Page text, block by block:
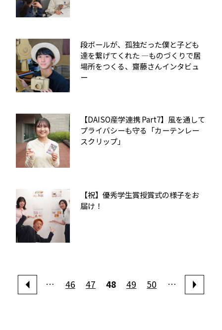
段ボールが、孤独だった僕と子ども
達を繋げてくれた ―ものづくりで居
場所をつくる、齋藤さんインタビュ
ー
【DAISO産学連携 Part7】風を通して
プライバシーも守る「カーテンレー
スクリップ」
【祝】優秀学生賞授賞式の様子をお
届け！
… 46 47 48 49 50 …